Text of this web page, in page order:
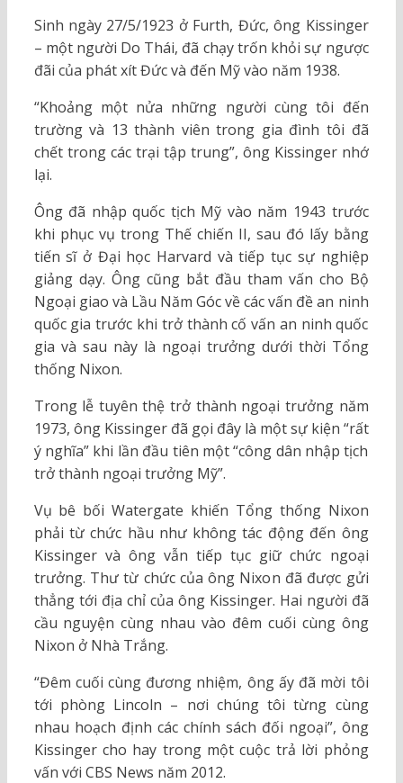
Sinh ngày 27/5/1923 ở Furth, Đức, ông Kissinger
– một người Do Thái, đã chạy trốn khỏi sự ngược
đãi của phát xít Đức và đến Mỹ vào năm 1938.
“Khoảng một nửa những người cùng tôi đến
trường và 13 thành viên trong gia đình tôi đã
chết trong các trại tập trung”, ông Kissinger nhớ
lại.
Ông đã nhập quốc tịch Mỹ vào năm 1943 trước
khi phục vụ trong Thế chiến II, sau đó lấy bằng
tiến sĩ ở Đại học Harvard và tiếp tục sự nghiệp
giảng dạy. Ông cũng bắt đầu tham vấn cho Bộ
Ngoại giao và Lầu Năm Góc về các vấn đề an ninh
quốc gia trước khi trở thành cố vấn an ninh quốc
gia và sau này là ngoại trưởng dưới thời Tổng
thống Nixon.
Trong lễ tuyên thệ trở thành ngoại trưởng năm
1973, ông Kissinger đã gọi đây là một sự kiện “rất
ý nghĩa” khi lần đầu tiên một “công dân nhập tịch
trở thành ngoại trưởng Mỹ”.
Vụ bê bối Watergate khiến Tổng thống Nixon
phải từ chức hầu như không tác động đến ông
Kissinger và ông vẫn tiếp tục giữ chức ngoại
trưởng. Thư từ chức của ông Nixon đã được gửi
thẳng tới địa chỉ của ông Kissinger. Hai người đã
cầu nguyện cùng nhau vào đêm cuối cùng ông
Nixon ở Nhà Trắng.
“Đêm cuối cùng đương nhiệm, ông ấy đã mời tôi
tới phòng Lincoln – nơi chúng tôi từng cùng
nhau hoạch định các chính sách đối ngoại”, ông
Kissinger cho hay trong một cuộc trả lời phỏng
vấn với CBS News năm 2012.